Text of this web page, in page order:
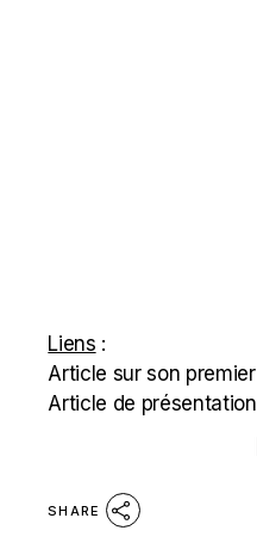
Liens :
Article sur son
Article de
SHARE